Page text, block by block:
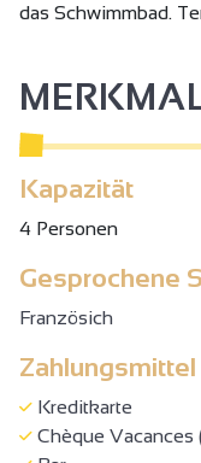
das Schwimmbad.
Kapazität
4 Personen
Gesprochene
Französich
Zahlungsmittel
Kreditkarte
Chèque Vacances